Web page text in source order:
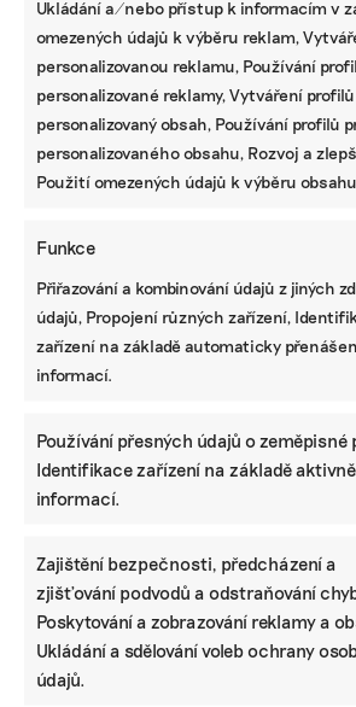
Ukládání a/nebo přístup k informacím v
omezených údajů k výběru reklam,
personalizovanou reklamu, Používání
personalizované reklamy, Vytváření
personalizovaný obsah, Používání profilů
personalizovaného obsahu, Rozvoj a
Použití omezených údajů k výběru obsahu.
Funkce
Přiřazování a kombinování údajů z jiných
údajů, Propojení různých zařízení,
zařízení na základě automaticky
informací.
Používání přesných údajů o zeměpisné
Identifikace zařízení na základě
informací.
Zajištění bezpečnosti, předcházení a
zjišťování podvodů a odstraňování
Poskytování a zobrazování reklamy a
Ukládání a sdělování voleb ochrany
údajů.
PRÁCE, KTERÁ ZLEPŠÍ SVĚT
mutualus